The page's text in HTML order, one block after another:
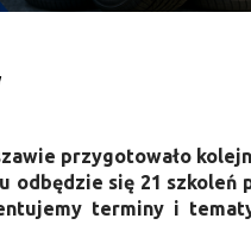
przygotowało
odbędzie się 21 szkoleń
terminy i